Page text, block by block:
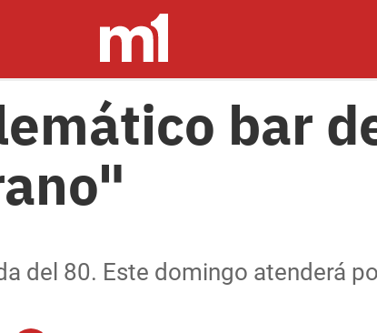
bar
del 80. Este domingo atenderá